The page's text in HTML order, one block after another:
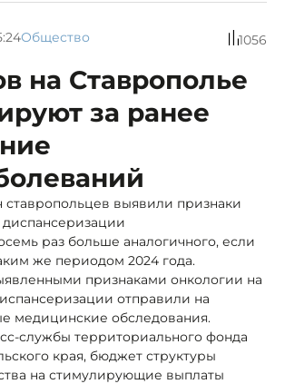
Общество 1056
на Ставрополье
за ранее
ставропольцев выявили признаки
раз больше аналогичного, если
же периодом 2024 года.
признаками онкологии на
отправили на
медицинские обследования.
службы территориального фонда
края, бюджет структуры
на стимулирующие выплаты